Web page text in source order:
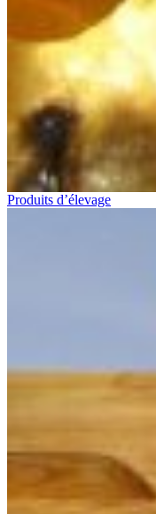
Produits d’élevage